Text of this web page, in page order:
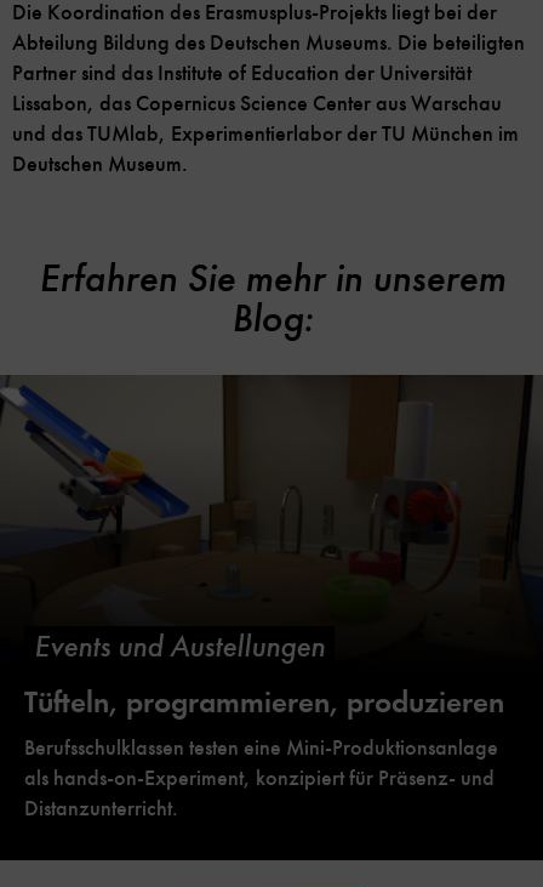
Die Koordination des Erasmusplus-Projekts liegt bei der
Abteilung Bildung des Deutschen Museums. Die beteiligten
Partner sind das Institute of Education der Universität
Lissabon, das Copernicus Science Center aus Warschau
und das TUMlab, Experimentierlabor der TU München im
Deutschen Museum.
Erfahren Sie mehr in unserem
Blog:
Events und Austellungen
Tüfteln, programmieren, produzieren
Berufsschulklassen testen eine Mini-Produktionsanlage
als hands-on-Experiment, konzipiert für Präsenz- und
Distanzunterricht.